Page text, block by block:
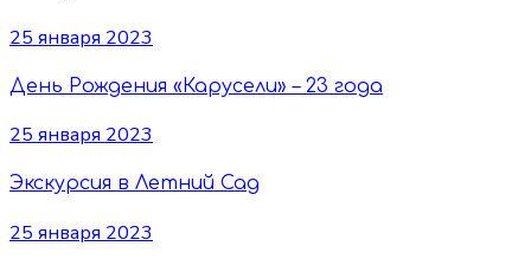
25 января 2023
День Рождения «Карусели» – 23 года
25 января 2023
Экскурсия в Летний Сад
25 января 2023